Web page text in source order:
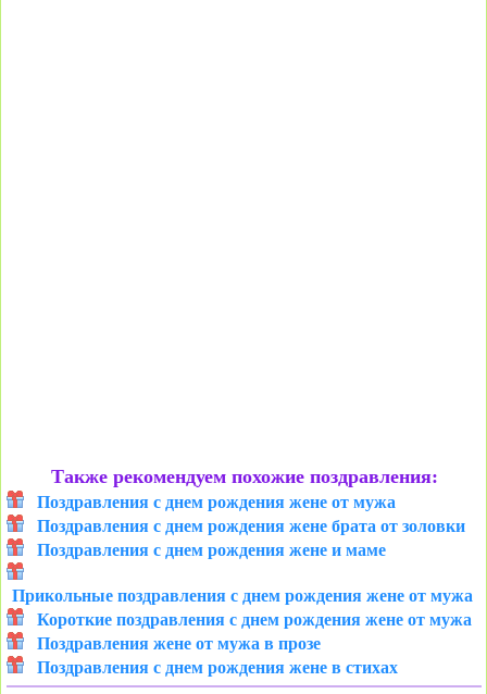
Также рекомендуем похожие поздравления:
Поздравления с днем рождения жене от мужа
Поздравления с днем рождения жене брата от золовки
Поздравления с днем рождения жене и маме
Прикольные поздравления с днем рождения жене от мужа
Короткие поздравления с днем рождения жене от мужа
Поздравления жене от мужа в прозе
Поздравления с днем рождения жене в стихах